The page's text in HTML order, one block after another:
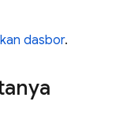
dasbor.